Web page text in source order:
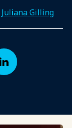
Juliana Gilling